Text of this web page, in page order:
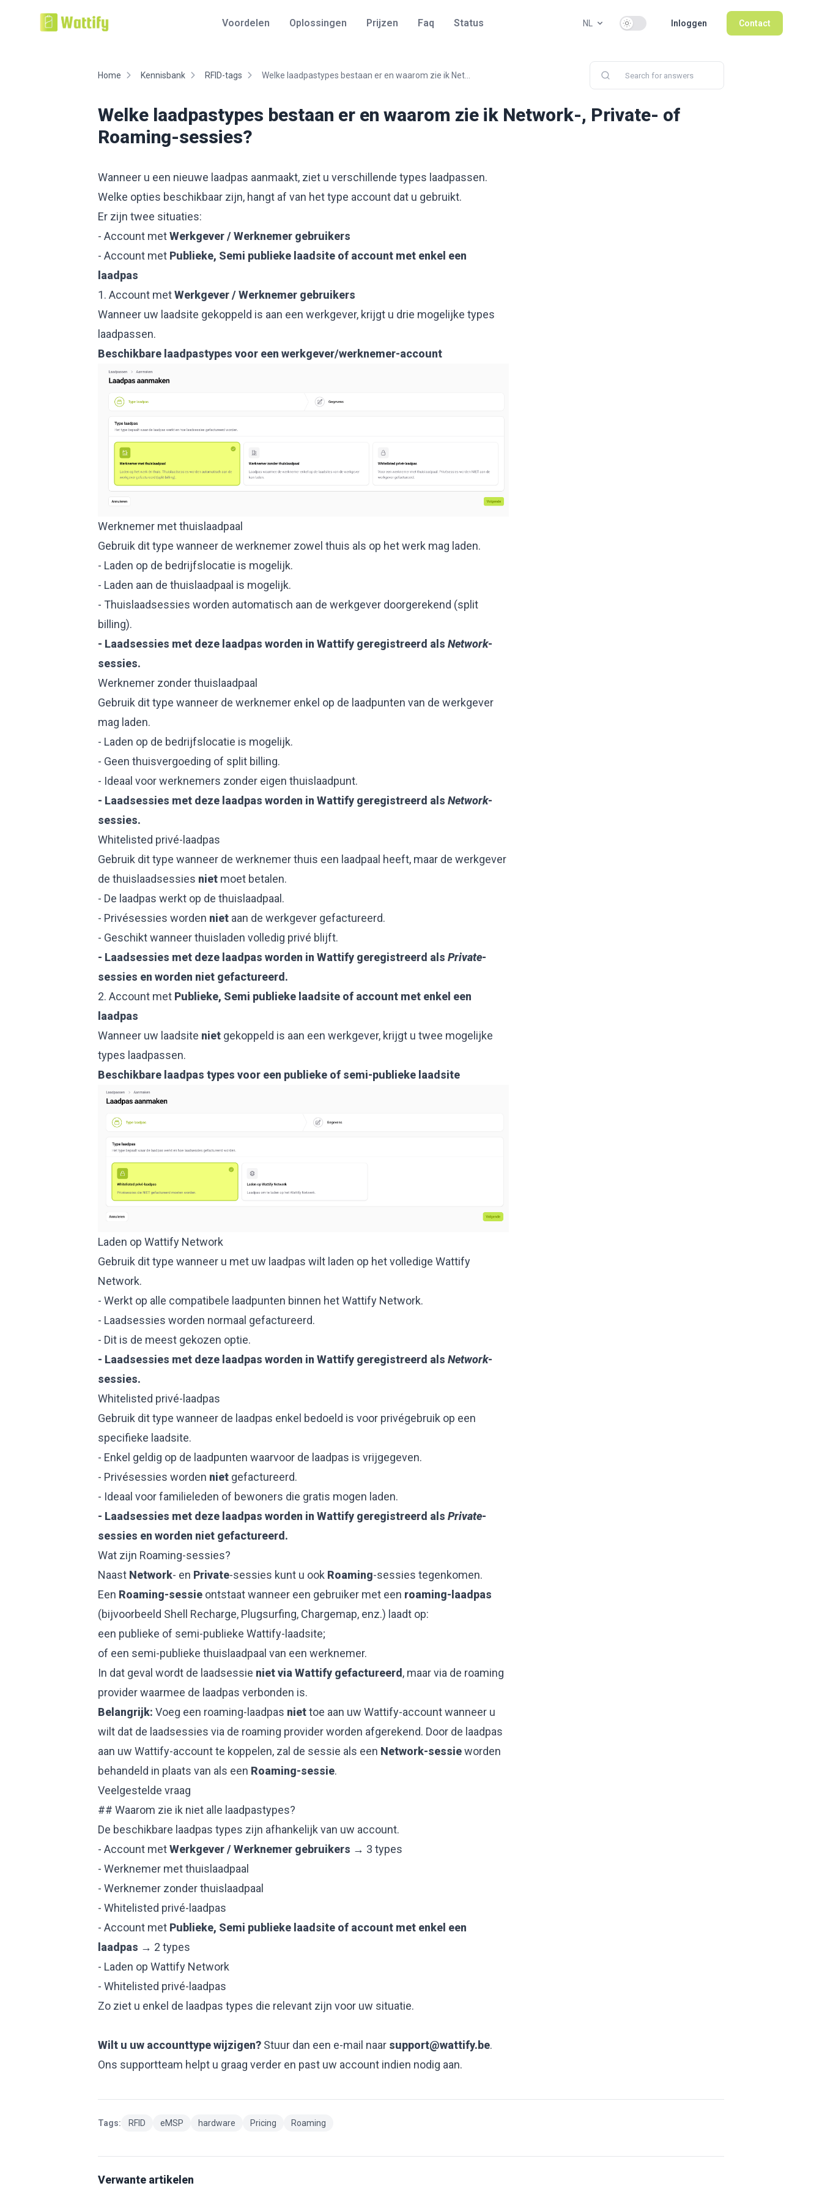
Voordelen Oplossingen Prijzen Faq Status NL Use setting Inloggen Contact
Home Kennisbank RFID-tags Welke laadpastypes bestaan er en waarom zie ik Net...
Welke laadpastypes bestaan er en waarom zie ik Network-, Private- of
Roaming-sessies?
Wanneer u een nieuwe laadpas aanmaakt, ziet u verschillende types laadpassen.
Welke opties beschikbaar zijn, hangt af van het type account dat u gebruikt.
Er zijn twee situaties:
- Account metWerkgever / Werknemer gebruikers
- Account met Publieke, Semi publieke laadsite of account met enkel een
laadpas
1. Account metWerkgever / Werknemer gebruikers
Wanneer uw laadsite gekoppeld is aan een werkgever, krijgt u drie mogelijke types
laadpassen.
Beschikbare laadpastypes voor een werkgever/werknemer-account
Werknemer met thuislaadpaal
Gebruik dit type wanneer de werknemer zowel thuis als op het werk mag laden.
- Laden op de bedrijfslocatie is mogelijk.
- Laden aan de thuislaadpaal is mogelijk.
- Thuislaadsessies worden automatisch aan de werkgever doorgerekend (split
billing).
- Laadsessies met deze laadpas worden in Wattify geregistreerd als Network-
sessies.
Werknemer zonder thuislaadpaal
Gebruik dit type wanneer de werknemer enkel op de laadpunten van de werkgever
mag laden.
- Laden op de bedrijfslocatie is mogelijk.
- Geen thuisvergoeding of split billing.
- Ideaal voor werknemers zonder eigen thuislaadpunt.
- Laadsessies met deze laadpas worden in Wattify geregistreerd als Network-
sessies.
Whitelisted privé-laadpas
Gebruik dit type wanneer de werknemer thuis een laadpaal heeft, maar de werkgever
de thuislaadsessies niet moet betalen.
- De laadpas werkt op de thuislaadpaal.
- Privésessies worden niet aan de werkgever gefactureerd.
- Geschikt wanneer thuisladen volledig privé blijft.
- Laadsessies met deze laadpas worden in Wattify geregistreerd als Private-
sessies en worden niet gefactureerd.
2. Account met Publieke, Semi publieke laadsite of account met enkel een
laadpas
Wanneer uw laadsite niet gekoppeld is aan een werkgever, krijgt u twee mogelijke
types laadpassen.
Beschikbare laadpas types voor een publieke of semi-publieke laadsite
Laden op Wattify Network
Gebruik dit type wanneer u met uw laadpas wilt laden op het volledige Wattify
Network.
- Werkt op alle compatibele laadpunten binnen het Wattify Network.
- Laadsessies worden normaal gefactureerd.
- Dit is de meest gekozen optie.
- Laadsessies met deze laadpas worden in Wattify geregistreerd als Network-
sessies.
Whitelisted privé-laadpas
Gebruik dit type wanneer de laadpas enkel bedoeld is voor privégebruik op een
specifieke laadsite.
- Enkel geldig op de laadpunten waarvoor de laadpas is vrijgegeven.
- Privésessies worden niet gefactureerd.
- Ideaal voor familieleden of bewoners die gratis mogen laden.
- Laadsessies met deze laadpas worden in Wattify geregistreerd als Private-
sessies en worden niet gefactureerd.
Wat zijn Roaming-sessies?
Naast Network- en Private-sessies kunt u ook Roaming-sessies tegenkomen.
Een Roaming-sessie ontstaat wanneer een gebruiker met een roaming-laadpas
(bijvoorbeeld Shell Recharge, Plugsurfing, Chargemap, enz.) laadt op:
een publieke of semi-publieke Wattify-laadsite;
of een semi-publieke thuislaadpaal van een werknemer.
In dat geval wordt de laadsessie niet via Wattify gefactureerd, maar via de roaming
provider waarmee de laadpas verbonden is.
Belangrijk: Voeg een roaming-laadpas niettoe aan uw Wattify-account wanneer u
wilt dat de laadsessies via de roaming provider worden afgerekend. Door de laadpas
aan uw Wattify-account te koppelen, zal de sessie als een Network-sessieworden
behandeld in plaats van als een Roaming-sessie.
Veelgestelde vraag
## Waarom zie ik niet alle laadpastypes?
De beschikbare laadpas types zijn afhankelijk van uw account.
- Account metWerkgever / Werknemer gebruikers → 3 types
- Werknemer met thuislaadpaal
- Werknemer zonder thuislaadpaal
- Whitelisted privé-laadpas
- Account met Publieke, Semi publieke laadsite of account met enkel een
laadpas → 2 types
- Laden op Wattify Network
- Whitelisted privé-laadpas
Zo ziet u enkel de laadpas types die relevant zijn voor uw situatie.
Wilt u uw accounttype wijzigen? Stuur dan een e-mail naar support@wattify.be.
Ons supportteam helpt u graag verder en past uw account indien nodig aan.
Tags: RFID eMSP hardware Pricing Roaming
Verwante artikelen